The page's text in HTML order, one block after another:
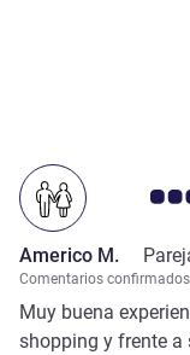
Nota
Americo M.
Comentarios
Muy buena
shopping y frente a